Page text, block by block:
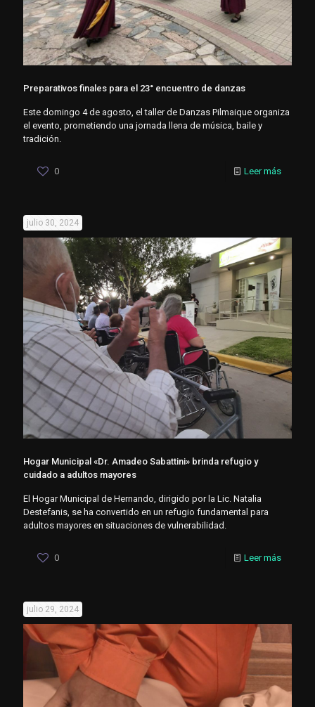
Preparativos finales para el 23° encuentro de danzas
Este domingo 4 de agosto, el taller de Danzas Pilmaique organiza
el evento, prometiendo una jornada llena de música, baile y
tradición.
0 Leer más
julio 30, 2024
Hogar Municipal «Dr. Amadeo Sabattini» brinda refugio y
cuidado a adultos mayores
El Hogar Municipal de Hernando, dirigido por la Lic. Natalia
Destefanis, se ha convertido en un refugio fundamental para
adultos mayores en situaciones de vulnerabilidad.
0 Leer más
julio 29, 2024